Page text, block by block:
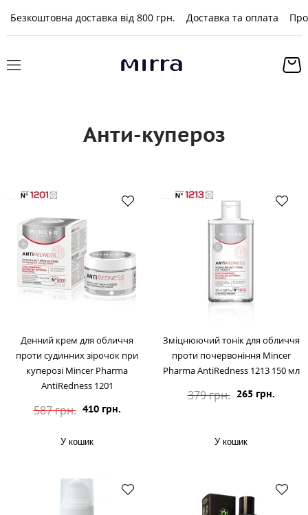
Безкоштовна доставка від 800 грн. Доставка та оплата
Анти-купероз
Денний крем для обличчя
проти судинних зірочок при
куперозі Mincer Pharma
AntiRedness 1201
587 грн. 410 грн.
У кошик
Зміцнюючий тонік для обличчя
проти почервоніння Mincer
Pharma AntiRedness 1213 150 мл
379 грн. 265 грн.
У кошик